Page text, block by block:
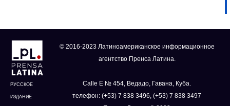
РУССКОЕ
ИЗДАНИЕ
© 2016-2023 Латиноамериканское информационное
агентство Пренса Латина.
Calle E № 454, Ведадо, Гавана, Куба.
телефон: (+53) 7 838 3496, (+53) 7 838 3497